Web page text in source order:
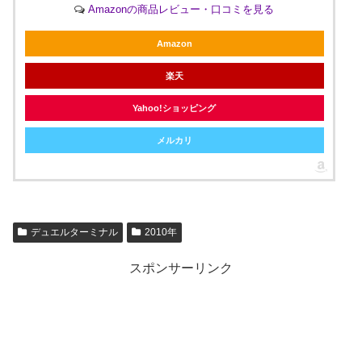
Amazonの商品レビュー・口コミを見る
Amazon
楽天
Yahoo!ショッピング
メルカリ
デュエルターミナル 2010年
スポンサーリンク